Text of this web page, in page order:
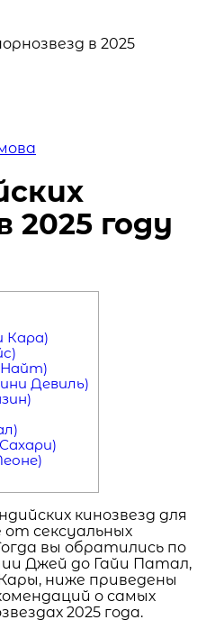
2025 году
Кара)
Найт)
Девиль)
кинозвезд для
от сексуальных
вы обратились по
Джей до Гайи Патал,
ниже приведены
о самых
2025 года.